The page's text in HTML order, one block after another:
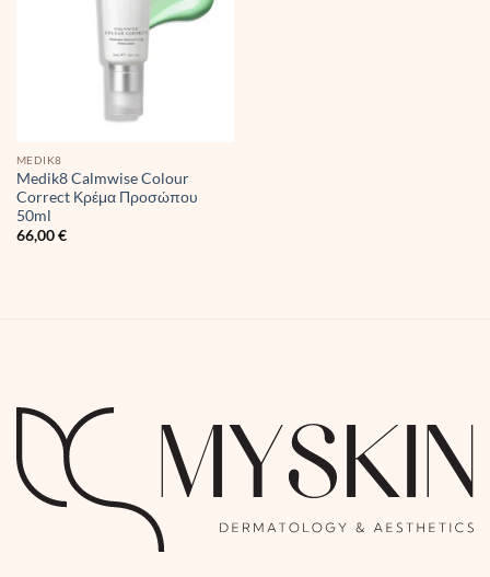
MEDIK8
Medik8 Calmwise Colour
Correct Κρέμα Προσώπου
50ml
66,00€